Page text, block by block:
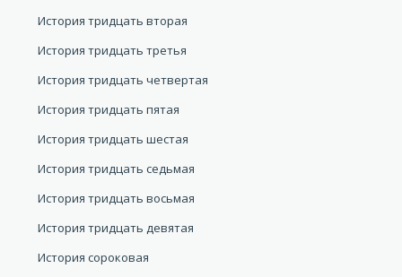
История тридцать вторая
История тридцать третья
История тридцать четвертая
История тридцать пятая
История тридцать шестая
История тридцать седьмая
История тридцать восьмая
История тридцать девятая
История сороковая